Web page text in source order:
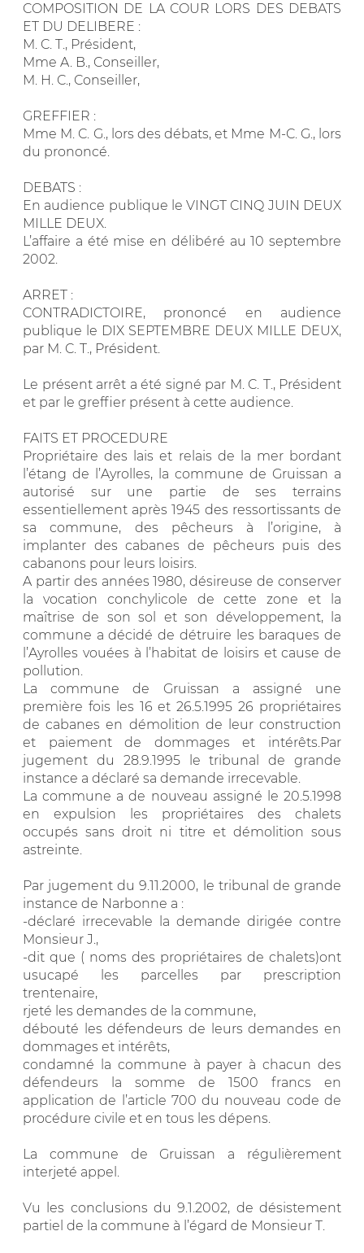
COMPOSITION DE LA COUR LORS DES DEBATS
ET DU DELIBERE :
M. C. T., Président,
Mme A. B., Conseiller,
M. H. C., Conseiller,
GREFFIER :
Mme M. C. G., lors des débats, et Mme M-C. G., lors
du prononcé.
DEBATS :
En audience publique le VINGT CINQ JUIN DEUX
MILLE DEUX.
L’affaire a été mise en délibéré au 10 septembre
2002.
ARRET :
CONTRADICTOIRE, prononcé en audience
publique le DIX SEPTEMBRE DEUX MILLE DEUX,
par M. C. T., Président.
Le présent arrêt a été signé par M. C. T., Président
et par le greffier présent à cette audience.
FAITS ET PROCEDURE
Propriétaire des lais et relais de la mer bordant
l’étang de l’Ayrolles, la commune de Gruissan a
autorisé sur une partie de ses terrains
essentiellement après 1945 des ressortissants de
sa commune, des pêcheurs à l’origine, à
implanter des cabanes de pêcheurs puis des
cabanons pour leurs loisirs.
A partir des années 1980, désireuse de conserver
la vocation conchylicole de cette zone et la
maîtrise de son sol et son développement, la
commune a décidé de détruire les baraques de
l’Ayrolles vouées à l’habitat de loisirs et cause de
pollution.
La commune de Gruissan a assigné une
première fois les 16 et 26.5.1995 26 propriétaires
de cabanes en démolition de leur construction
et paiement de dommages et intérêts.Par
jugement du 28.9.1995 le tribunal de grande
instance a déclaré sa demande irrecevable.
La commune a de nouveau assigné le 20.5.1998
en expulsion les propriétaires des chalets
occupés sans droit ni titre et démolition sous
astreinte.
Par jugement du 9.11.2000, le tribunal de grande
instance de Narbonne a :
-déclaré irrecevable la demande dirigée contre
Monsieur J.,
-dit que ( noms des propriétaires de chalets)ont
usucapé les parcelles par prescription
trentenaire,
rjeté les demandes de la commune,
débouté les défendeurs de leurs demandes en
dommages et intérêts,
condamné la commune à payer à chacun des
défendeurs la somme de 1500 francs en
application de l’article 700 du nouveau code de
procédure civile et en tous les dépens.
La commune de Gruissan a régulièrement
interjeté appel.
Vu les conclusions du 9.1.2002, de désistement
partiel de la commune à l’égard de Monsieur T.